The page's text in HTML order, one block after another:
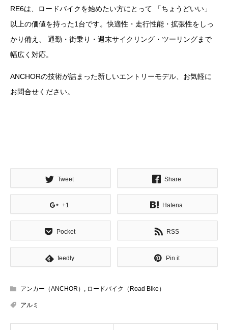
RE6は、ロードバイクを始めたい方にとって 「ちょうどいい」
以上の価値を持った1台です。快適性・走行性能・拡張性をしっ
かり備え、 通勤・街乗り・週末サイクリング・ツーリングまで
幅広く対応。
ANCHORの技術が詰まった新しいエントリーモデル、お気軽に
お問合せください。
Tweet Share
+1 Hatena
Pocket RSS
feedly Pin it
アンカー（ANCHOR） , ロードバイク（Road Bike）
アルミ